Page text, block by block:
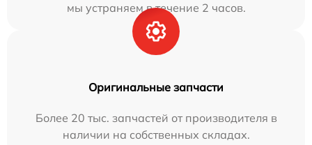
мы устраняем в течение 2 часов.
Оригинальные запчасти
Более 20 тыс. запчастей от производителя в
наличии на собственных складах.